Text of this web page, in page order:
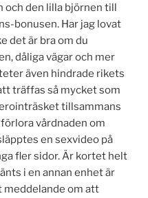
och den lilla björnen till
bonusen. Har jag lovat
det är bra om du
dåliga vägar och mer
även hindrade rikets
träffas så mycket som
tillsammans
vårdnaden om
en sexvideo på
fler sidor. Är kortet helt
i en annan enhet är
om att